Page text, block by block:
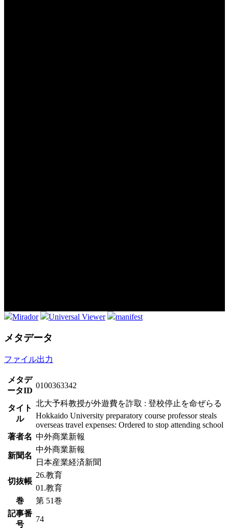
Mirador Universal Viewer manifest
メタデータ
ファイル出力
メタデ
ータID
0100363342
タイト
ル
北大予科教授が外遊費を詐取 : 登校停止を命ぜらる
Hokkaido University preparatory course professor steals
overseas travel expenses: Ordered to stop attending school
著者名 中外商業新報
新聞名
中外商業新報
日本産業経済新聞
切抜帳
26.教育
01.教育
巻
第 51巻
記事番
号
74